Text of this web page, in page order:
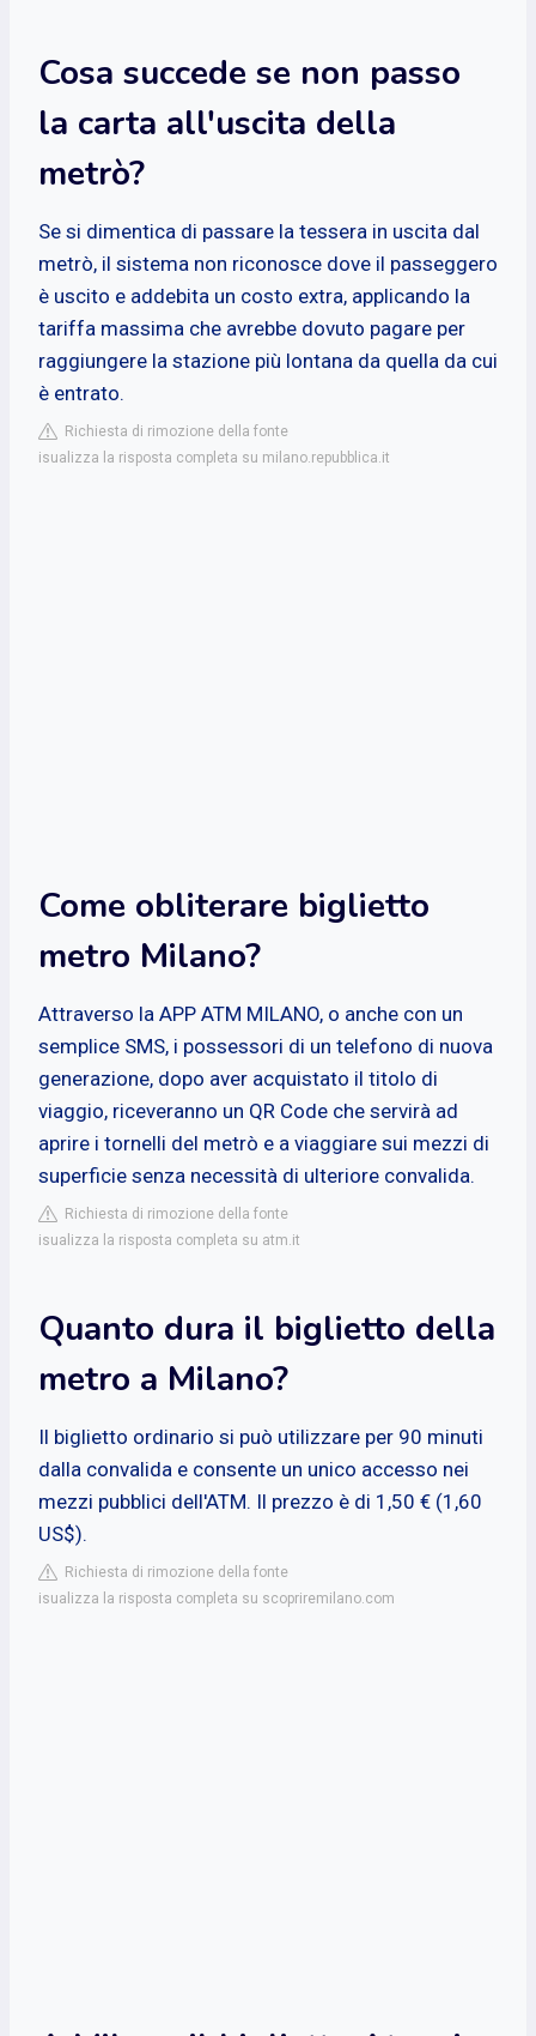
Cosa succede se non passo
la carta all'uscita della
metrò?
Se si dimentica di passare la tessera in uscita dal
metrò, il sistema non riconosce dove il passeggero
è uscito e addebita un costo extra, applicando la
tariffa massima che avrebbe dovuto pagare per
raggiungere la stazione più lontana da quella da cui
è entrato.
Richiesta di rimozione della fonte
isualizza la risposta completa su milano.repubblica.it
Come obliterare biglietto
metro Milano?
Attraverso la APP ATM MILANO, o anche con un
semplice SMS, i possessori di un telefono di nuova
generazione, dopo aver acquistato il titolo di
viaggio, riceveranno un QR Code che servirà ad
aprire i tornelli del metrò e a viaggiare sui mezzi di
superficie senza necessità di ulteriore convalida.
Richiesta di rimozione della fonte
isualizza la risposta completa su atm.it
Quanto dura il biglietto della
metro a Milano?
Il biglietto ordinario si può utilizzare per 90 minuti
dalla convalida e consente un unico accesso nei
mezzi pubblici dell'ATM. Il prezzo è di 1,50 € (1,60
US$).
Richiesta di rimozione della fonte
isualizza la risposta completa su scopriremilano.com